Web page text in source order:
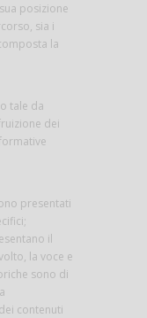
posizione
sia i
la
tale da
dei
presentati
il
la voce e
sono di
contenuti